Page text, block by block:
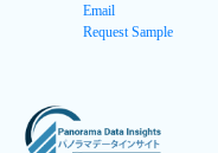
Email
Request Sample